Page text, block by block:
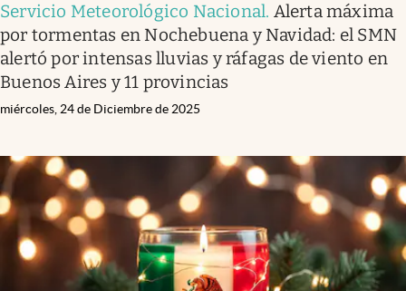
Servicio Meteorológico Nacional. Alerta máxima
por tormentas en Nochebuena y Navidad: el SMN
alertó por intensas lluvias y ráfagas de viento en
Buenos Aires y 11 provincias
miércoles, 24 de Diciembre de 2025